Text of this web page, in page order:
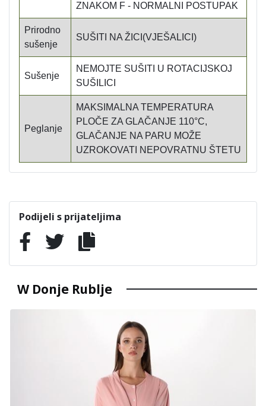
ZNAKOM F - NORMALNI POSTUPAK
Prirodno
sušenje
SUŠITI NA ŽICI(VJEŠALICI)
Sušenje
NEMOJTE SUŠITI U ROTACIJSKOJ
SUŠILICI
Peglanje
MAKSIMALNA TEMPERATURA
PLOČE ZA GLAČANJE 110°C,
GLAČANJE NA PARU MOŽE
UZROKOVATI NEPOVRATNU ŠTETU
Podijeli s prijateljima
W Donje Rublje